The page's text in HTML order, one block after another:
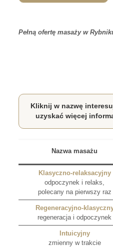
Kliknij w nazwę
uzyskać więcej
Nazwa masażu
Klasyczno-relaksacyjny
odpoczynek i relaks,
polecany na pierwszy raz
Regeneracyjno-
regeneracja i odpoczynek
Intuicyjny
zmienny w trakcie
Pełną ofertę masaży w